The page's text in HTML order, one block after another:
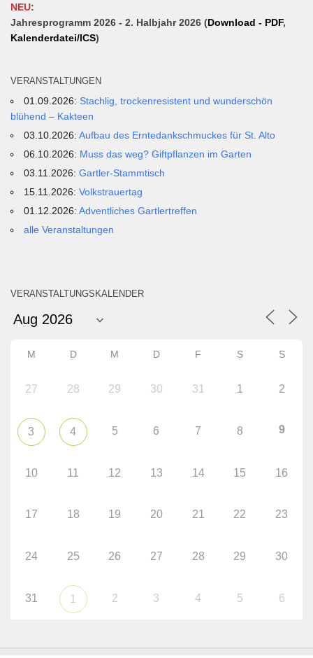
NEU:
Jahresprogramm 2026 - 2. Halbjahr 2026 (Download - PDF,
Kalenderdatei/ICS)
VERANSTALTUNGEN
01.09.2026: Stachlig, trockenresistent und wunderschön
blühend – Kakteen
03.10.2026:Aufbau des Erntedankschmuckes für St. Alto
06.10.2026: Muss das weg? Giftpflanzen im Garten
03.11.2026:Gartler-Stammtisch
15.11.2026:Volkstrauertag
01.12.2026:Adventliches Gartlertreffen
alle Veranstaltungen
VERANSTALTUNGSKALENDER
M D M D F S S
27 28 29 30 31 1 2
3 4 5 6 7 8 9
10 11 12 13 14 15 16
17 18 19 20 21 22 23
24 25 26 27 28 29 30
31 1 2 3 4 5 6